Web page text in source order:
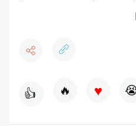
👍 🔥 ♥